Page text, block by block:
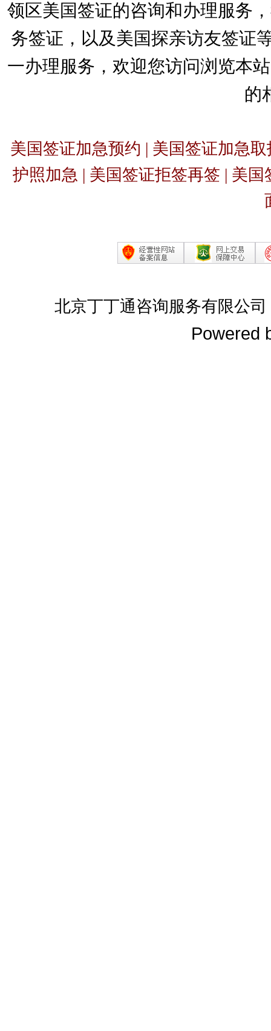
领区美国签证的咨询和办理服务
务签证，以及美国探亲访友签证
一办理服务，欢迎您访问浏览本
的
美国签证加急预约 | 美国签证加急
护照加急 | 美国签证拒签再签 | 美
北京丁丁通咨询服务有限公
Powered